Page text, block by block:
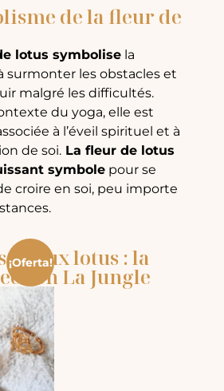
de la fleur de
lotus symbolise la
surmonter les obstacles et
malgré les difficultés.
du yoga, elle est
à l’éveil spirituel et à
de soi. La fleur de lotus
symbole pour se
croire en soi, peu importe
bijoux lotus : la
La Jungle
¡Oferta!